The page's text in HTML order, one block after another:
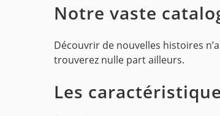
Notre vaste
Découvrir de nouvelles histoires
trouverez nulle part ailleurs.
Les